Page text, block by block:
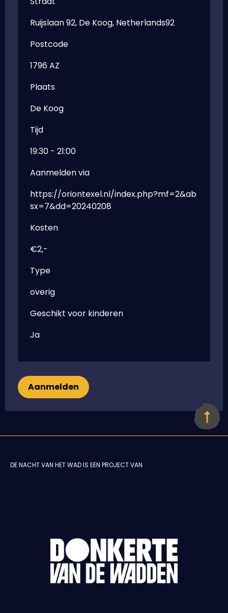
Ruijslaan 92, De Koog, Netherlands92
Postcode
1796 AZ
Plaats
De Koog
Tijd
19:30 - 21:00
Aanmelden via
https://oriontexel.nl/index.php?mf=2&ab
sx=7&dd=20240208
Kosten
€2,-
Type
overig
Geschikt voor kinderen
Ja
Aanmelden
DE NACHT VAN HET WAD IS EEN PROJECT VAN